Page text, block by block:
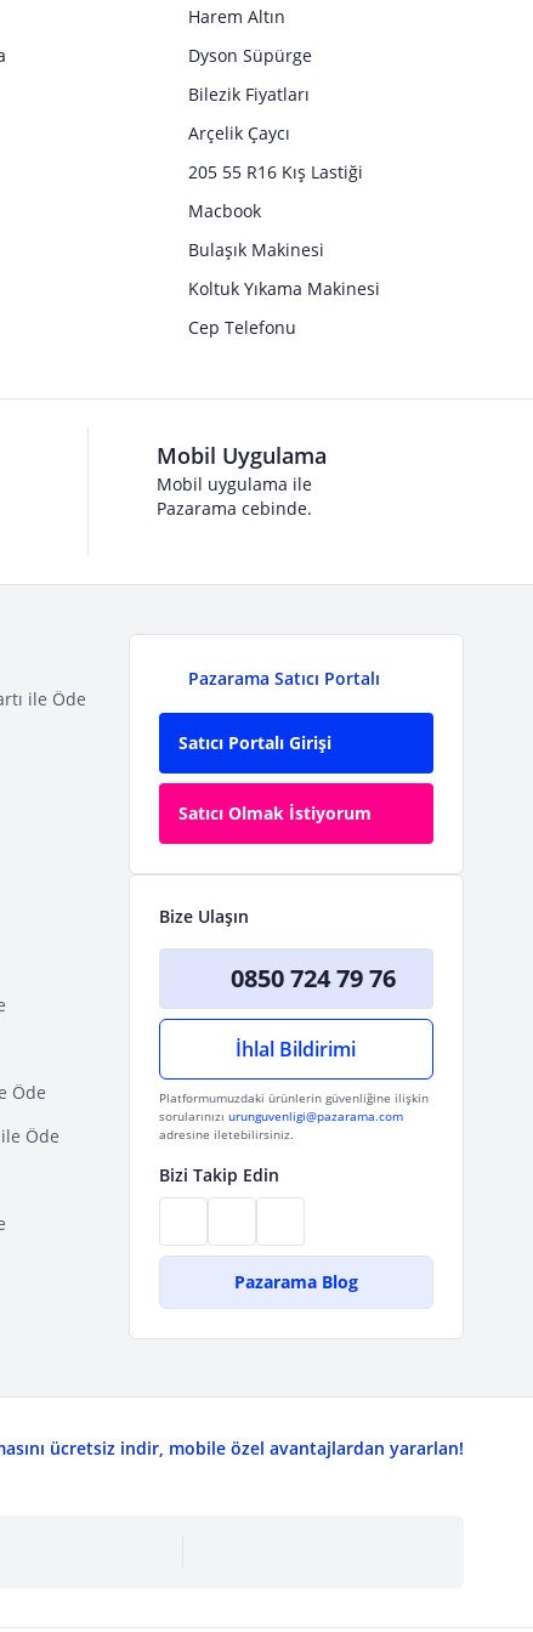
Harem Altın
Dyson Süpürge
Bilezik Fiyatları
Arçelik Çaycı
205 55 R16 Kış Lastiği
Macbook
Bulaşık Makinesi
Koltuk Yıkama Makinesi
Cep Telefonu
Mobil Uygulama
Mobil uygulama ile
Pazarama cebinde.
ile Öde
Öde
Öde
Pazarama Satıcı Portalı
Satıcı Portalı Girişi
Satıcı Olmak İstiyorum
Bize Ulaşın
0850 724 79 76
İhlal Bildirimi
Platformumuzdaki ürünlerin güvenliğine ilişkin
sorularınızı urunguvenligi@pazarama.com
adresine iletebilirsiniz.
Bizi Takip Edin
Pazarama Blog
ücretsiz indir, mobile özel avantajlardan yararlan!